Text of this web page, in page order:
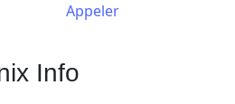
Appeler
Info